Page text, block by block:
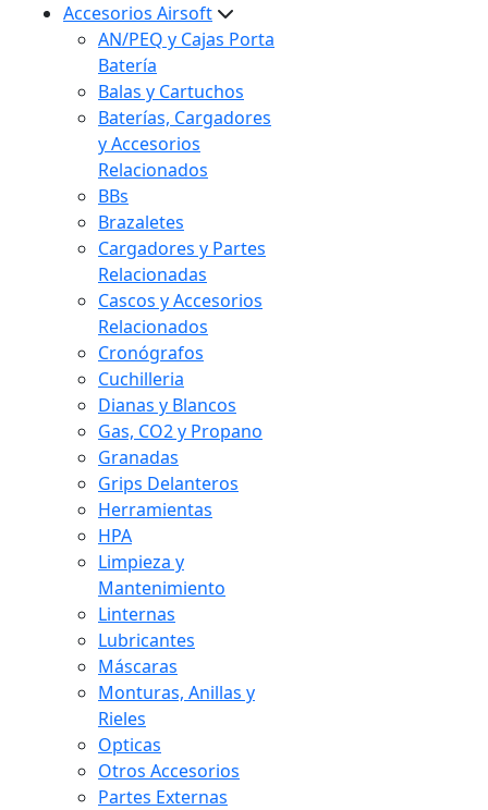
Accesorios Airsoft
AN/PEQ y Cajas Porta
Batería
Balas y Cartuchos
Baterías, Cargadores
y Accesorios
Relacionados
BBs
Brazaletes
Cargadores y Partes
Relacionadas
Cascos y Accesorios
Relacionados
Cronógrafos
Cuchilleria
Dianas y Blancos
Gas, CO2 y Propano
Granadas
Grips Delanteros
Herramientas
HPA
Limpieza y
Mantenimiento
Linternas
Lubricantes
Máscaras
Monturas, Anillas y
Rieles
Opticas
Otros Accesorios
Partes Externas